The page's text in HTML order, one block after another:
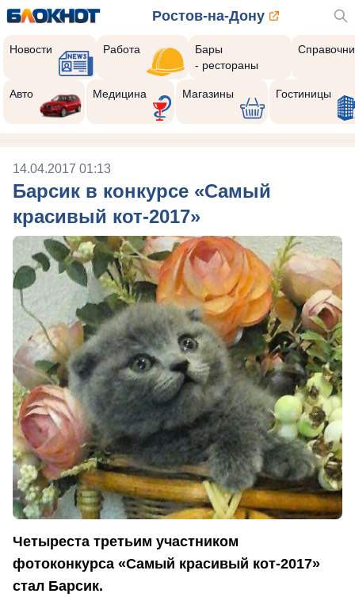
Ростов-на-Дону
Новости Работа
Бары
- рестораны
Авто Медицина Магазины Гостиницы
14.04.2017 01:13
Барсик в конкурсе «Самый
красивый кот-2017»
Четыреста третьим участником
фотоконкурса «Самый красивый кот-2017»
стал Барсик.